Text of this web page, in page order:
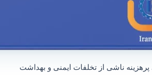
ناشی از تخلفات ایمنی و بهداشت